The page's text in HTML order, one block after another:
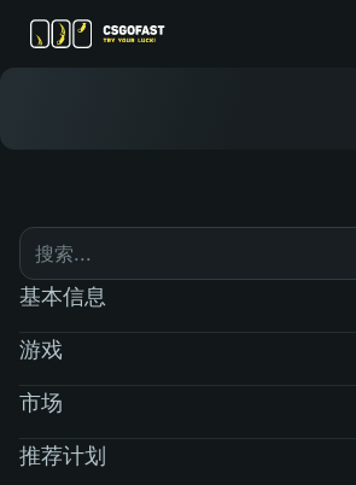
基本信息
游戏
市场
推荐计划